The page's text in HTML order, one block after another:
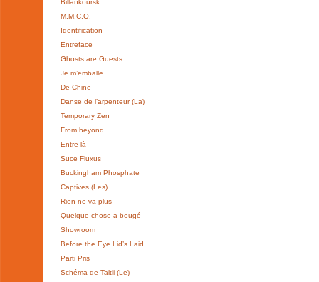
Billankoursk
M.M.C.O.
Identification
Entreface
Ghosts are Guests
Je m’emballe
De Chine
Danse de l’arpenteur (La)
Temporary Zen
From beyond
Entre là
Suce Fluxus
Buckingham Phosphate
Captives (Les)
Rien ne va plus
Quelque chose a bougé
Showroom
Before the Eye Lid’s Laid
Parti Pris
Schéma de Taltli (Le)